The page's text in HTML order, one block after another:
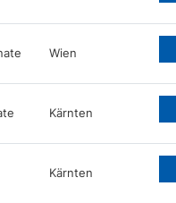
Wien
Kärnten
Kärnten